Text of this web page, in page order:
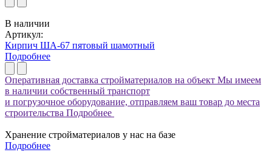
В наличии
Артикул:
Кирпич ША-67 пятовый шамотный
Подробнее
Оперативная доставка стройматериалов на объект Мы имеем
в наличии собственный транспорт
и погрузочное оборудование, отправляем ваш товар до места
строительства Подробнее
Хранение стройматериалов у нас на базе
Подробнее